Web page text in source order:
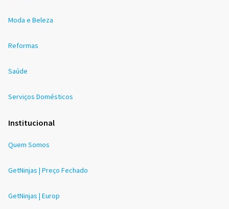
Moda e Beleza
Reformas
Saúde
Serviços Domésticos
Institucional
Quem Somos
GetNinjas | Preço Fechado
GetNinjas | Europ